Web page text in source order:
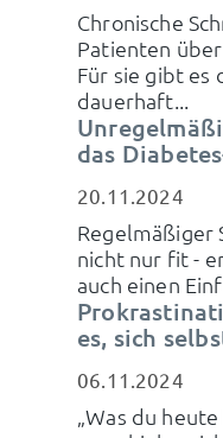
Chronische
Patienten
Für sie gibt es
dauerhaft...
das
20.11.2024
Regelmäßiger
nicht nur fit -
auch einen
es, sich
06.11.2024
„Was du